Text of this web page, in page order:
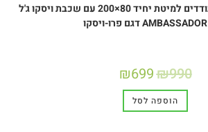
מזרן קפיצים מבודדים למיטת יחיד 80×200 עם שכבת ויסקו ג'ל
AMBASSADOR דגם פרו-ויסקו
₪990
₪699
הוספה לסל